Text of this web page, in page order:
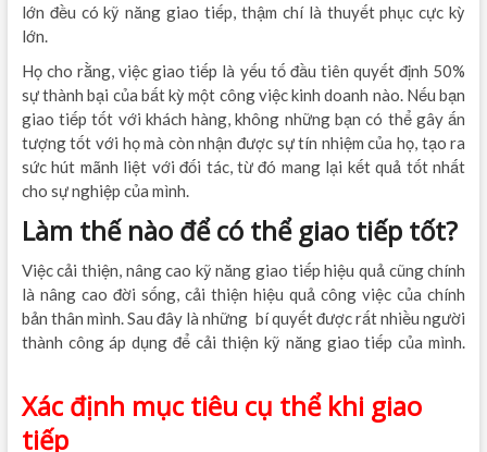
lớn đều có kỹ năng giao tiếp, thậm chí là thuyết phục cực kỳ
lớn.
Họ cho rằng, việc giao tiếp là yếu tố đầu tiên quyết định 50%
sự thành bại của bất kỳ một công việc kinh doanh nào. Nếu bạn
giao tiếp tốt với khách hàng, không những bạn có thể gây ấn
tượng tốt với họ mà còn nhận được sự tín nhiệm của họ, tạo ra
sức hút mãnh liệt với đối tác, từ đó mang lại kết quả tốt nhất
cho sự nghiệp của mình.
Làm thế nào để có thể giao tiếp tốt?
Việc cải thiện, nâng cao kỹ năng giao tiếp hiệu quả cũng chính
là nâng cao đời sống, cải thiện hiệu quả công việc của chính
bản thân mình. Sau đây là những bí quyết được rất nhiều người
thành công áp dụng để cải thiện kỹ năng giao tiếp của mình.
Xác định mục tiêu cụ thể khi giao
tiếp